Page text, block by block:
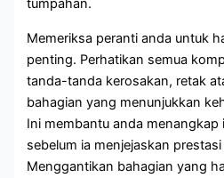
tumpahan.
Memeriksa peranti anda untuk
penting. Perhatikan semua
tanda-tanda kerosakan, retak
bahagian yang menunjukkan
Ini membantu anda
sebelum ia menjejaskan
Menggantikan bahagian yang